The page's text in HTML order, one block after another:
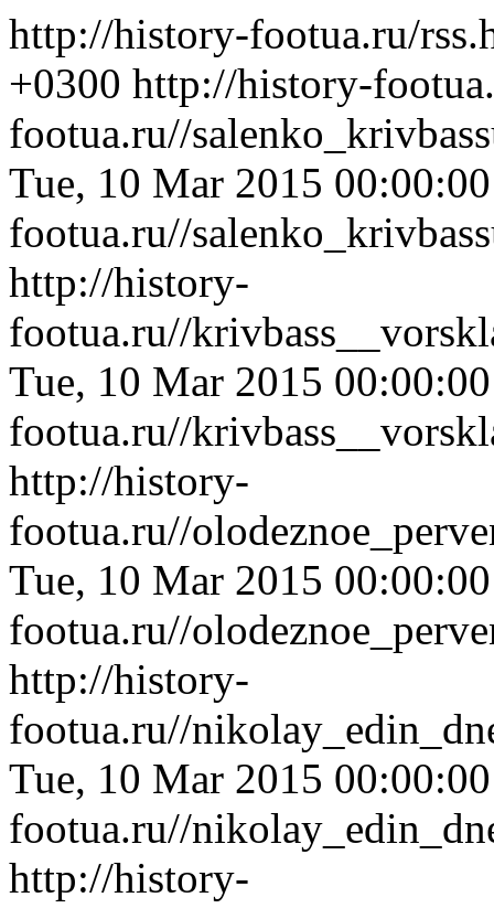
http://history-footua.ru/
+0300 http://history-
footua.ru//
Tue, 10 Mar 2015
footua.ru//
http://history-
footua.ru//
Tue, 10 Mar 2015
footua.ru//
http://history-
footua.ru//
Tue, 10 Mar 2015
footua.ru//
http://history-
footua.ru//
Tue, 10 Mar 2015
footua.ru//
http://history-